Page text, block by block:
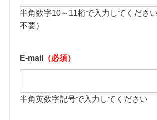
半角数字10～11桁で入力してくださ
不要）
E-mail （必須）
半角英数字記号で入力してください